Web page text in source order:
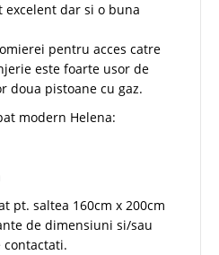
dar si o buna
pentru acces catre
este foarte usor de
doua pistoane cu gaz.
modern Helena:
pt. saltea 160cm x 200cm
de dimensiuni si/sau